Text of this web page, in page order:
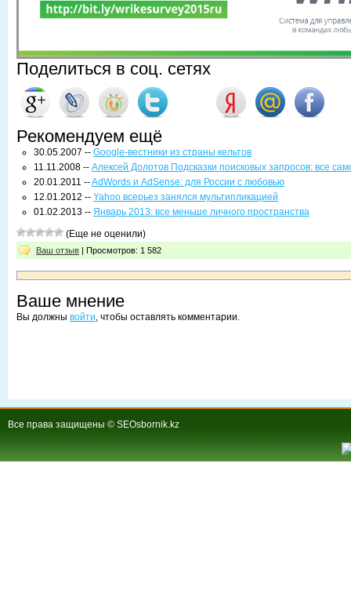
Поделиться в соц. сетях
Рекомендуем ещё
30.05.2007 -- Google-вестники из страны кельтов
11.11.2008 -- Алексей Долотов Подсказки поисковых запросов: все
20.01.2011 --AdWords и AdSense: для России с любовью
12.01.2012 -- Yahoo всерьез занялся мультипликацией
01.02.2013 -- Январь 2013: все меньше личного пространства
(Еще не оценили)
Ваш отзыв | Просмотров: 1 582
Ваше мнение
Вы должны войти , чтобы оставлять комментарии.
Все права защищены © SEOsbornik.kz